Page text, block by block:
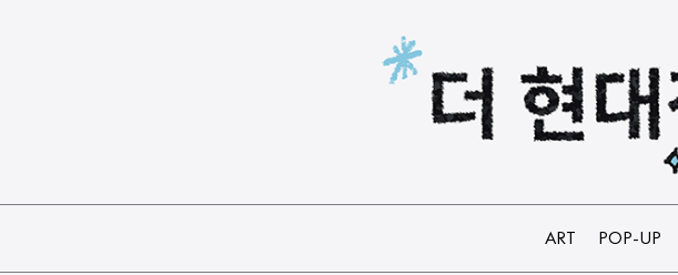
ART POP-UP